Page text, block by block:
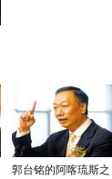
郭台铭的阿喀琉斯之